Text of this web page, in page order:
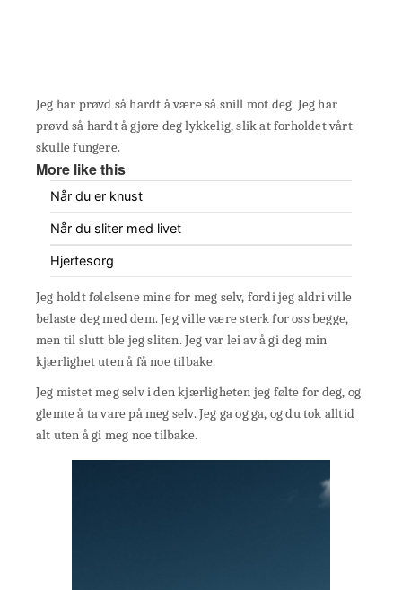
Jeg har prøvd så hardt å være så snill mot deg. Jeg har
prøvd så hardt å gjøre deg lykkelig, slik at forholdet vårt
skulle fungere.
More like this
Når du er knust
Når du sliter med livet
Hjertesorg
Jeg holdt følelsene mine for meg selv, fordi jeg aldri ville
belaste deg med dem. Jeg ville være sterk for oss begge,
men til slutt ble jeg sliten. Jeg var lei av å gi deg min
kjærlighet uten å få noe tilbake.
Jeg mistet meg selv i den kjærligheten jeg følte for deg, og
glemte å ta vare på meg selv. Jeg ga og ga, og du tok alltid
alt uten å gi meg noe tilbake.